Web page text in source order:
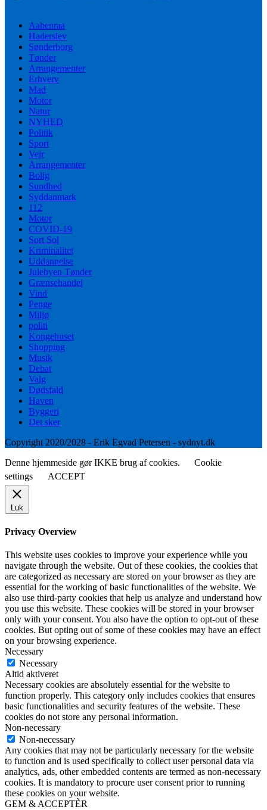
Aabenraa
Haderslev
Sønderborg
Tønder
Arrangementer
Erhverv
Mad
Motor
Natur
NYHED
Politik
Sport
Vejr
Arrangementer
Bolig
Sundhed
Syddanmark
112
Motor
COVID-19
Sort Sol
Kriminalitet
Uddannelse
Julebyen Tønder
Grænsehandel
Vind
Penge
Miljø
politi
Kongehuset
Shopping
Musik
Debat
Valg
Dødsfald
Haven
Byggeri
Det sker
Copyright 2020/2028 - Erik Egvad Petersen - sydnyt.dk
Denne hjemmeside gør IKKE brug af cookies.
Cookie
settings
ACCEPT
Luk
Privacy Overview
This website uses cookies to improve your experience while you
navigate through the website. Out of these cookies, the cookies that
are categorized as necessary are stored on your browser as they are
essential for the working of basic functionalities of the website. We
also use third-party cookies that help us analyze and understand how
you use this website. These cookies will be stored in your browser
only with your consent. You also have the option to opt-out of these
cookies. But opting out of some of these cookies may have an effect
on your browsing experience.
Necessary
Necessary
Altid aktiveret
Necessary cookies are absolutely essential for the website to
function properly. This category only includes cookies that ensures
basic functionalities and security features of the website. These
cookies do not store any personal information.
Non-necessary
Non-necessary
Any cookies that may not be particularly necessary for the website
to function and is used specifically to collect user personal data via
analytics, ads, other embedded contents are termed as non-necessary
cookies. It is mandatory to procure user consent prior to running
these cookies on your website.
GEM & ACCEPTÈR